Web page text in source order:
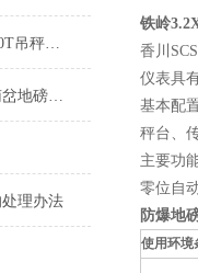
南谯120T汽车衡（郊区80T吊秤）八公山汽车磅）明光200T地磅维修
鸡西地磅（伊春地磅（南岔地磅（友好地磅）西林地磅）翠峦地磅维修
理办法
铁岭
香川
仪表具
基本配
秤台、
主要功
零位自
防爆地
使用环境